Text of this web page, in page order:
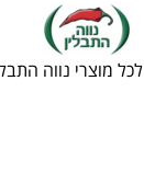
לכל מוצרי נווה